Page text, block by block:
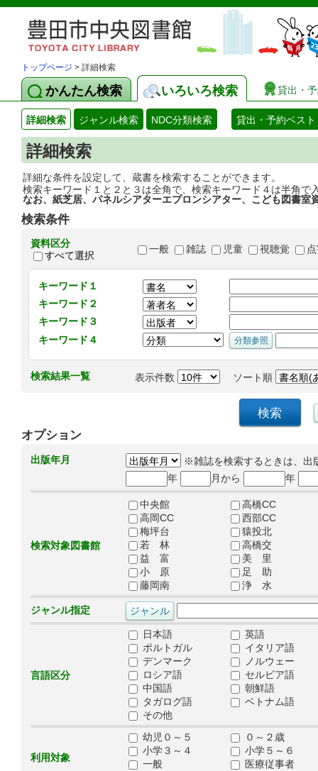
トップページ > 詳細検索
かんたん検索 いろいろ検索 貸出・
詳細検索 ジャンル検索 NDC分類検索 貸出・予約ベスト
詳細検索
詳細な条件を設定して、蔵書を検索することができます。
検索キーワード１と２と３は全角で、検索キーワード４は半角で
なお、紙芝居、パネルシアターエプロンシアター、こども図書室
検索条件
資料区分
すべて選択
一般 雑誌 児童 視聴覚
キーワード１
キーワード２
キーワード３
キーワード４
検索結果一覧 表示件数 ソート順
オプション
出版年月
※雑誌を検索するときは、出
年
月から 年
検索対象図書館
中央館
高橋CC
高岡CC
西部CC
梅坪台
猿投北
若 林
高橋交
益 富
美 里
小 原
足 助
藤岡南
浄 水
ジャンル指定
言語区分
日本語
英語
ポルトガル
イタリア語
デンマーク
ノルウェー
ロシア語
セルビア語
中国語
朝鮮語
タガログ語
ベトナム語
その他
利用対象
幼児０～５
０～２歳
小学３～４
小学５～６
一般
医療従事者